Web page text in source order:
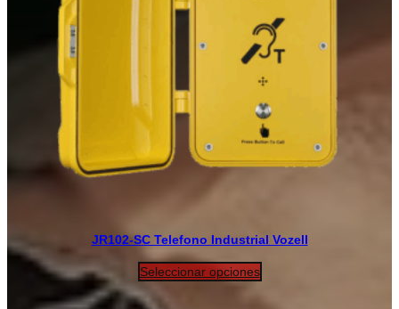
JR102-SC Telefono Industrial Vozell
Seleccionar opciones